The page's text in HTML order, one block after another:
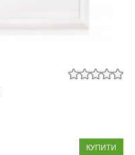
КУПИТИ